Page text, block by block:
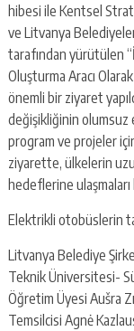
hibesi ile Kentsel
ve Litvanya
tarafından yürütülen
Oluşturma Aracı
önemli bir ziyaret
değişikliğinin olumsuz
program ve projeler
ziyarette, ülkelerin
hedeflerine ulaşmaları
Elektrikli otobüslerin
Litvanya Belediye
Teknik Üniversitesi-
Öğretim Üyesi Aušra
Temsilcisi Agnė